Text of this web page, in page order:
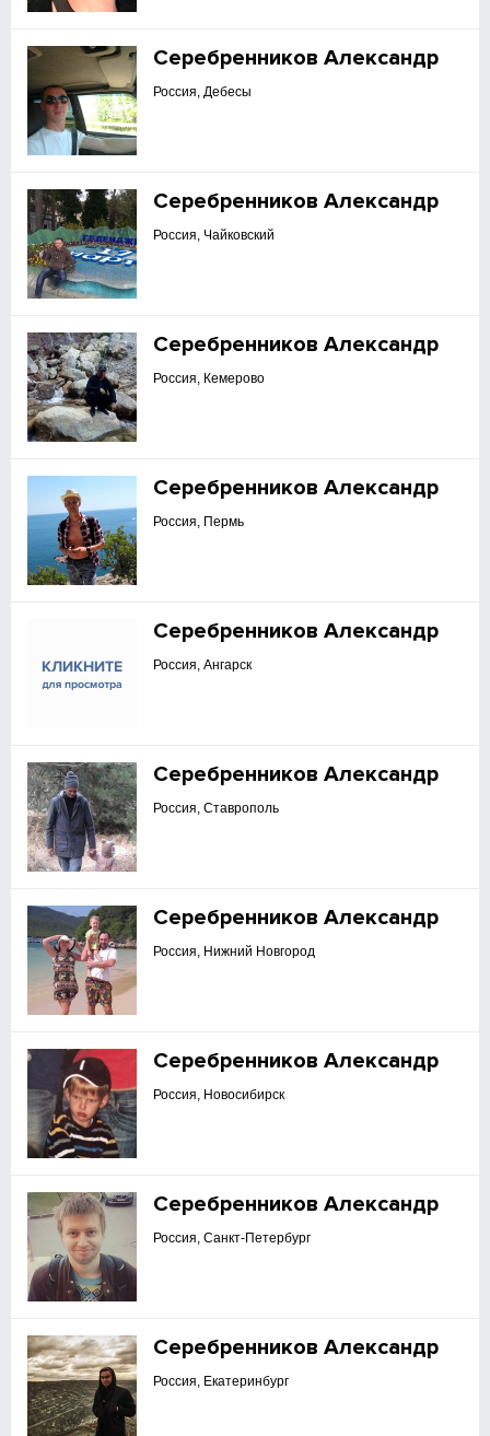
Серебренников Александр
Россия, Дебесы
Серебренников Александр
Россия, Чайковский
Серебренников Александр
Россия, Кемерово
Серебренников Александр
Россия, Пермь
Серебренников Александр
Россия, Ангарск
Серебренников Александр
Россия, Ставрополь
Серебренников Александр
Россия, Нижний Новгород
Серебренников Александр
Россия, Новосибирск
Серебренников Александр
Россия, Санкт-Петербург
Серебренников Александр
Россия, Екатеринбург